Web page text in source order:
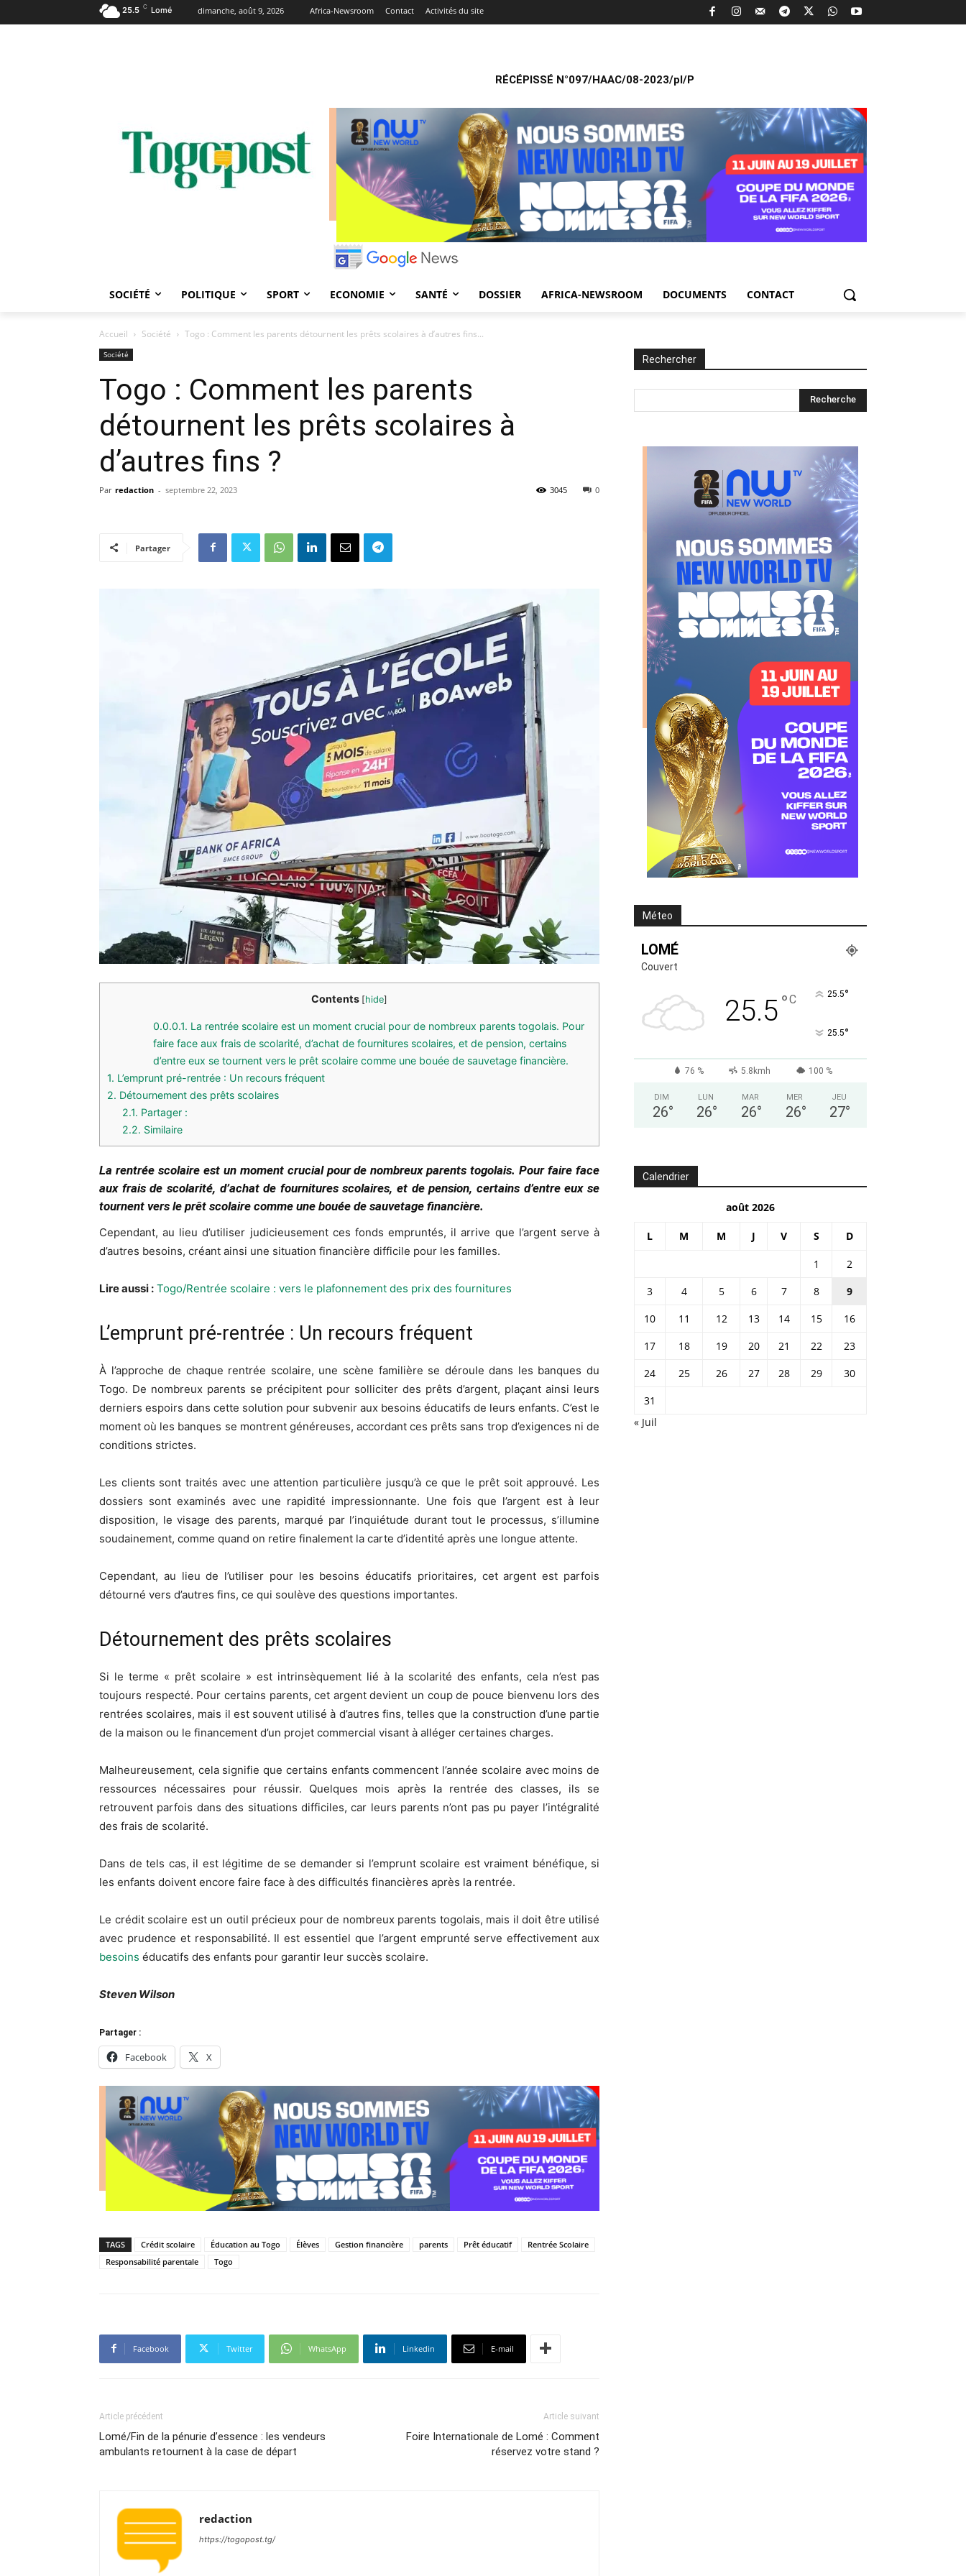
25.5 C Lomé dimanche, août 9, 2026 Africa-Newsroom Contact Activités du site
RÉCÉPISSÉ N°097/HAAC/08-2023/pl/P
SOCIÉTÉ POLITIQUE SPORT ECONOMIE SANTÉ DOSSIER AFRICA-NEWSROOM DOCUMENTS CONTACT
Accueil Société Togo : Comment les parents détournent les prêts scolaires à d’autres fins...
Société
Togo : Comment les parents
détournent les prêts scolaires à
d’autres fins ?
Par redaction - septembre 22, 2023 0
3045
Partager
Contents [hide]
0.0.0.1. La rentrée scolaire est un moment crucial pour de nombreux parents togolais. Pour
faire face aux frais de scolarité, d’achat de fournitures scolaires, et de pension, certains
d’entre eux se tournent vers le prêt scolaire comme une bouée de sauvetage financière.
1. L’emprunt pré-rentrée : Un recours fréquent
2. Détournement des prêts scolaires
2.1. Partager :
2.2. Similaire
La rentrée scolaire est un moment crucial pour de nombreux parents togolais. Pour faire face
aux frais de scolarité, d’achat de fournitures scolaires, et de pension, certains d’entre eux se
tournent vers le prêt scolaire comme une bouée de sauvetage financière.
Cependant, au lieu d’utiliser judicieusement ces fonds empruntés, il arrive que l’argent serve à
d’autres besoins, créant ainsi une situation financière difficile pour les familles.
Lire aussi : Togo/Rentrée scolaire : vers le plafonnement des prix des fournitures
L’emprunt pré-rentrée : Un recours fréquent
À l’approche de chaque rentrée scolaire, une scène familière se déroule dans les banques du
Togo. De nombreux parents se précipitent pour solliciter des prêts d’argent, plaçant ainsi leurs
derniers espoirs dans cette solution pour subvenir aux besoins éducatifs de leurs enfants. C’est le
moment où les banques se montrent généreuses, accordant ces prêts sans trop d’exigences ni de
conditions strictes.
Les clients sont traités avec une attention particulière jusqu’à ce que le prêt soit approuvé. Les
dossiers sont examinés avec une rapidité impressionnante. Une fois que l’argent est à leur
disposition, le visage des parents, marqué par l’inquiétude durant tout le processus, s’illumine
soudainement, comme quand on retire finalement la carte d’identité après une longue attente.
Cependant, au lieu de l’utiliser pour les besoins éducatifs prioritaires, cet argent est parfois
détourné vers d’autres fins, ce qui soulève des questions importantes.
Détournement des prêts scolaires
Si le terme « prêt scolaire » est intrinsèquement lié à la scolarité des enfants, cela n’est pas
toujours respecté. Pour certains parents, cet argent devient un coup de pouce bienvenu lors des
rentrées scolaires, mais il est souvent utilisé à d’autres fins, telles que la construction d’une partie
de la maison ou le financement d’un projet commercial visant à alléger certaines charges.
Malheureusement, cela signifie que certains enfants commencent l’année scolaire avec moins de
ressources nécessaires pour réussir. Quelques mois après la rentrée des classes, ils se
retrouvent parfois dans des situations difficiles, car leurs parents n’ont pas pu payer l’intégralité
des frais de scolarité.
Dans de tels cas, il est légitime de se demander si l’emprunt scolaire est vraiment bénéfique, si
les enfants doivent encore faire face à des difficultés financières après la rentrée.
Le crédit scolaire est un outil précieux pour de nombreux parents togolais, mais il doit être utilisé
avec prudence et responsabilité. Il est essentiel que l’argent emprunté serve effectivement aux
besoins éducatifs des enfants pour garantir leur succès scolaire.
Steven Wilson
Partager :
Facebook X
TAGS Crédit scolaire Éducation au Togo Élèves Gestion financière parents Prêt éducatif
Rentrée Scolaire
Responsabilité parentale
Togo
Facebook Twitter WhatsApp Linkedin E-mail
Article précédent
Lomé/Fin de la pénurie d’essence : les vendeurs
ambulants retournent à la case de départ
Article suivant
Foire Internationale de Lomé : Comment
réservez votre stand ?
redaction
https://togopost.tg/
Rechercher
Méteo
LOMÉ
Couvert
25.5°C 25.5°
25.5°
76 % 5.8kmh 100 %
DIM
26°
LUN
26°
MAR
26°
MER
26°
JEU
27°
Calendrier
août 2026
L M M J V S D
1
2
3
4 5 6 7 8
9
10
11 12 13 14 15
16
17
18 19 20 21 22
23
24
25 26 27 28 29
30
31
« Juil